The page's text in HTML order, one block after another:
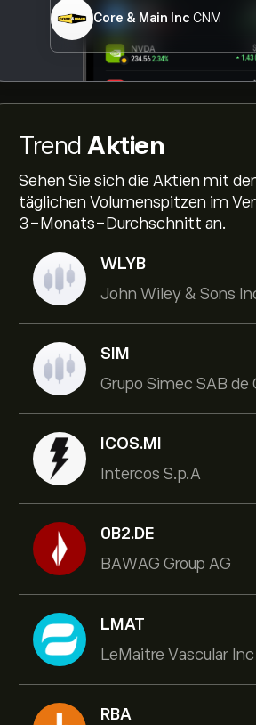
Core & Main Inc CNM
Trend Aktien
Sehen Sie sich die Aktien mit
täglichen Volumenspitzen im
3-Monats-Durchschnitt an.
WLYB
John Wiley & Sons
SIM
Grupo Simec SAB de
ICOS.MI
Intercos S.p.A
0B2.DE
BAWAG Group AG
LMAT
LeMaitre Vascular Inc
RBA